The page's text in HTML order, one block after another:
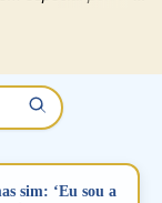
vocês. Não perca
Padre Marcelo,
Você que
sim: ‘Eu sou a